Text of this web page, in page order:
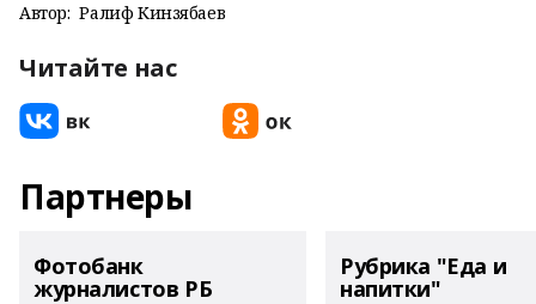
Автор: Ралиф Кинзябаев
Читайте нас
Партнеры
Фотобанк
журналистов РБ
Рубрика "Еда и
напитки"